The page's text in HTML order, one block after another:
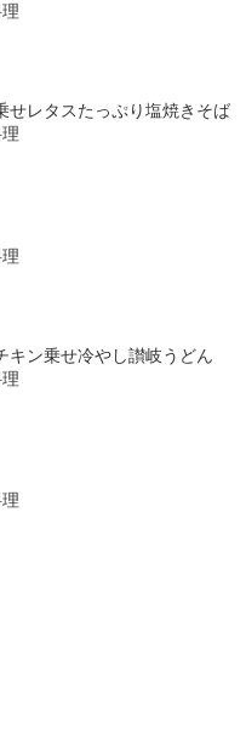
せレタスたっぷり塩焼きそば
キン乗せ冷やし讃岐うどん